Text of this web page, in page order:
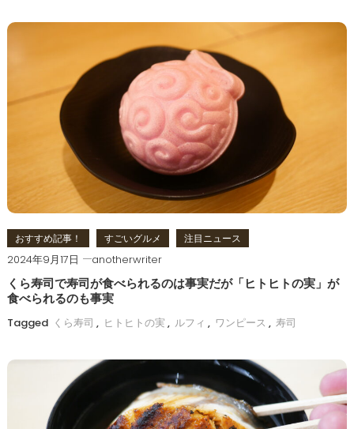
おすすめ記事！ すごいグルメ 注目ニュース
2024年9月17日 anotherwriter
くら寿司で寿司が食べられるのは事実だが「ヒトヒトの実」が
食べられるのも事実
Tagged くら寿司 , ヒトヒトの実 , ルフィ , ワンピース , 寿司